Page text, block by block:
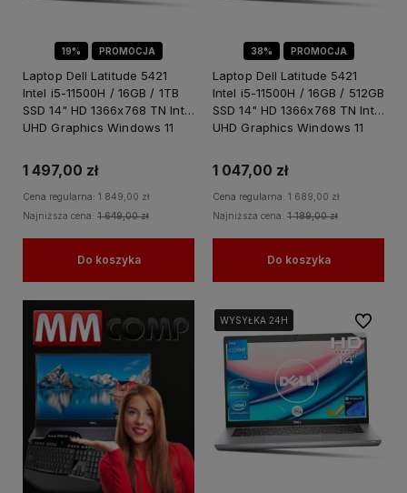
19% PROMOCJA
Laptop Dell Latitude 5421
Intel i5-11500H / 16GB / 1TB
SSD 14" HD 1366x768 TN Intel
UHD Graphics Windows 11
1 497,00 zł
Cena regularna: 1 849,00 zł
Najniższa cena: 1 649,00 zł
Do koszyka
38% PROMOCJA
Laptop Dell Latitude 5421
Intel i5-11500H / 16GB / 512GB
SSD 14" HD 1366x768 TN Intel
UHD Graphics Windows 11
1 047,00 zł
Cena regularna: 1 689,00 zł
Najniższa cena: 1 189,00 zł
Do koszyka
WYSYŁKA 24H
WYSYŁKA 24H
WYSYŁKA 24H Do